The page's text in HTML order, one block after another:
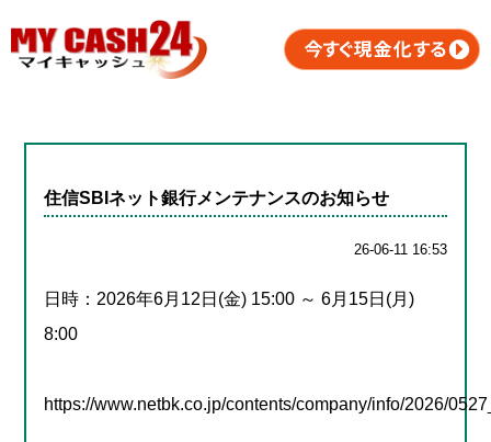
住信SBIネット銀行メンテナンスのお知らせ
26-06-11 16:53
日時：2026年6月12日(金) 15:00 ～ 6月15日(月)
8:00
https://www.netbk.co.jp/contents/company/info/2026/